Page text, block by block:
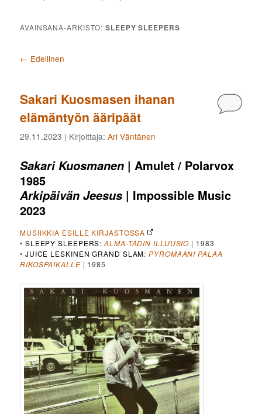
AVAINSANA-ARKISTO:SLEEPY SLEEPERS
Artikkelien selaus
← Edellinen
Sakari Kuosmasen ihanan
elämäntyön ääripäät
29.11.2023 | Kirjoittaja:Ari Väntänen
Sakari Kuosmanen | Amulet / Polarvox
1985
Arkipäivän Jeesus | Impossible Music
2023
MUSIIKKIA ESILLE KIRJASTOSSA
• SLEEPY SLEEPERS:ALMA-TÄDIN ILLUUSIO | 1983
• JUICE LESKINEN GRAND SLAM:PYROMAANI PALAA
RIKOSPAIKALLE| 1985